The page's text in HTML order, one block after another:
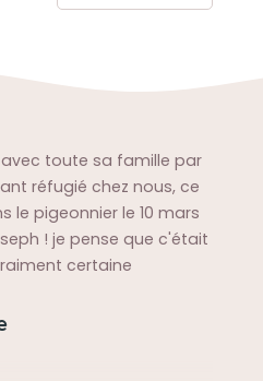
toute sa famille par
réfugié chez nous, ce
le pigeonnier le 10 mars
! je pense que c'était
certaine